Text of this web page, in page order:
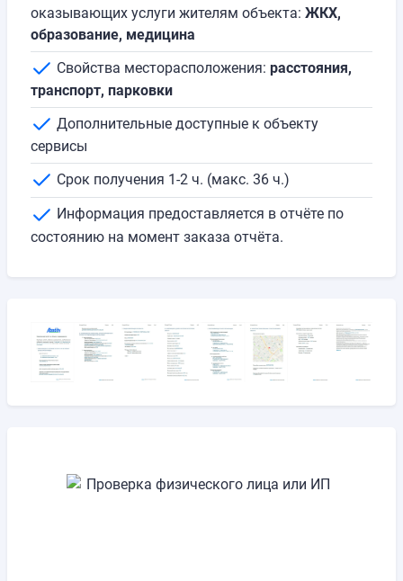
оказывающих услуги жителям объекта: ЖКХ,
образование, медицина
Свойства месторасположения: расстояния,
транспорт, парковки
Дополнительные доступные к объекту
сервисы
Срок получения 1-2 ч. (макс. 36 ч.)
Информация предоставляется в отчёте по
состоянию на момент заказа отчёта.